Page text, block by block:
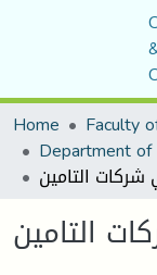
Home
Department of
التامين